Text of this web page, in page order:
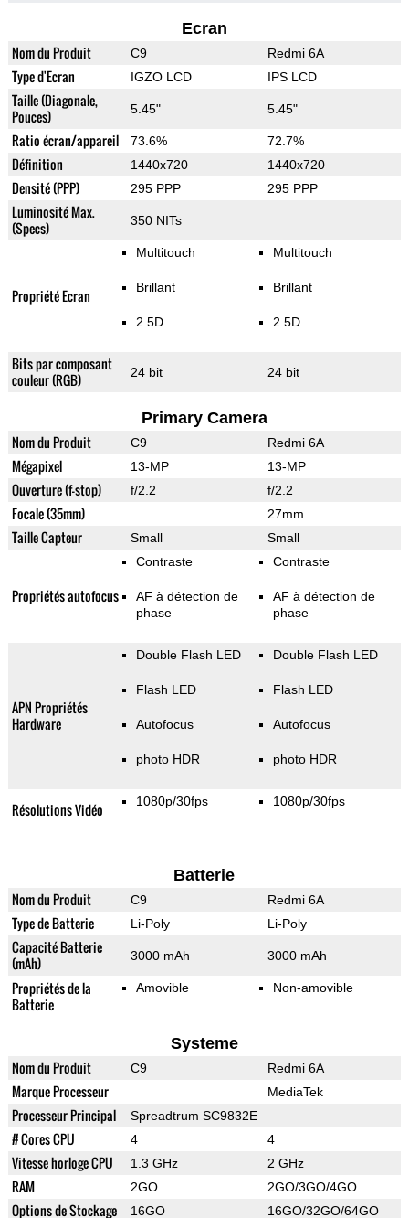
Ecran
Nom du Produit C9 Redmi 6A
Type d'Ecran IGZO LCD IPS LCD
Taille (Diagonale,
Pouces)
5.45" 5.45"
Ratio écran/appareil 73.6% 72.7%
Définition 1440x720 1440x720
Densité (PPP) 295 PPP 295 PPP
Luminosité Max.
(Specs)
350 NITs
Propriété Ecran
Multitouch
Brillant
2.5D
Multitouch
Brillant
2.5D
Bits par composant
couleur (RGB)
24 bit 24 bit
Primary Camera
Nom du Produit C9 Redmi 6A
Mégapixel 13-MP 13-MP
Ouverture (f-stop) f/2.2 f/2.2
Focale (35mm) 27mm
Taille Capteur Small Small
Propriétés autofocus
Contraste
AF à détection de
phase
Contraste
AF à détection de
phase
APN Propriétés
Hardware
Double Flash LED
Flash LED
Autofocus
photo HDR
Double Flash LED
Flash LED
Autofocus
photo HDR
Résolutions Vidéo 1080p/30fps 1080p/30fps
Batterie
Nom du Produit C9 Redmi 6A
Type de Batterie Li-Poly Li-Poly
Capacité Batterie
(mAh)
3000 mAh 3000 mAh
Propriétés de la
Batterie
Amovible Non-amovible
Systeme
Nom du Produit C9 Redmi 6A
Marque Processeur MediaTek
Processeur Principal Spreadtrum SC9832E
# Cores CPU 4 4
Vitesse horloge CPU 1.3 GHz 2 GHz
RAM 2GO 2GO/3GO/4GO
Options de Stockage 16GO 16GO/32GO/64GO